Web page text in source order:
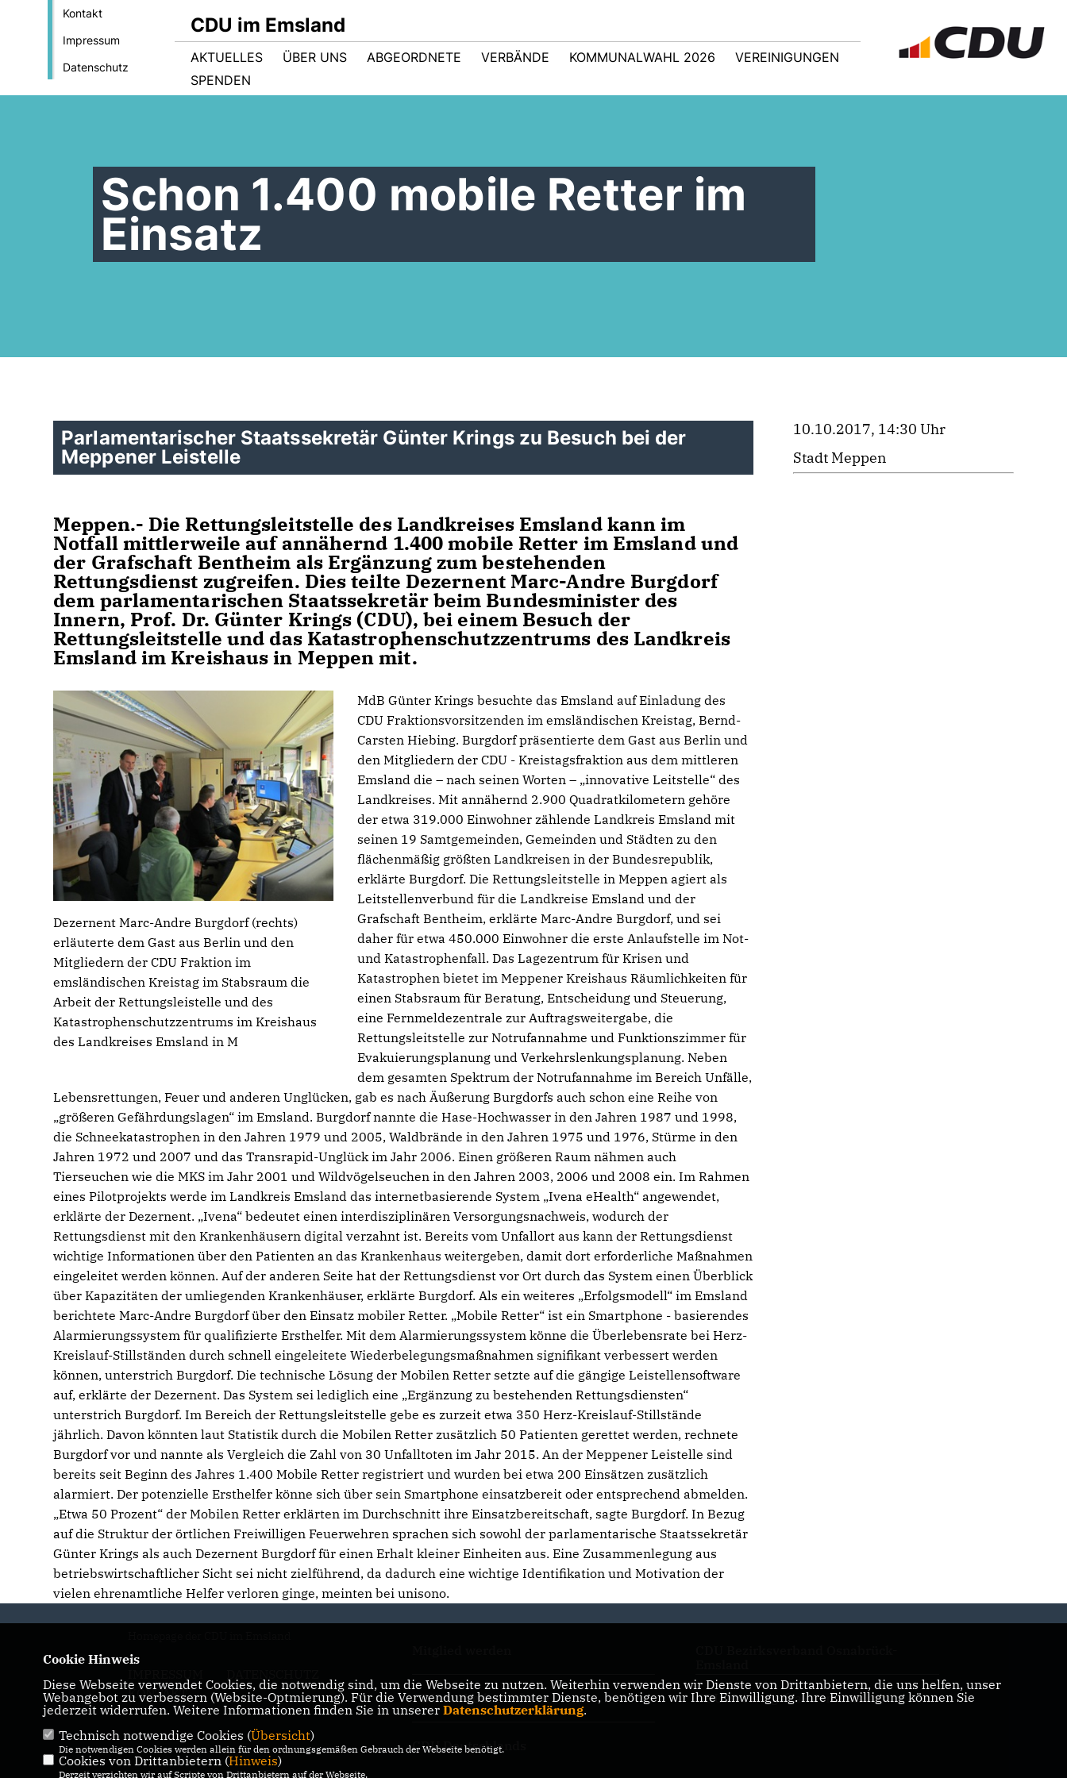
Kontakt
Impressum
Datenschutz
CDU im Emsland
AKTUELLES ÜBER UNS ABGEORDNETE VERBÄNDE KOMMUNALWAHL 2026
VEREINIGUNGEN
SPENDEN
Schon 1.400 mobile Retter im
Einsatz
Parlamentarischer Staatssekretär Günter Krings zu Besuch bei der
Meppener Leistelle
Meppen.- Die Rettungsleitstelle des Landkreises Emsland kann im
Notfall mittlerweile auf annähernd 1.400 mobile Retter im Emsland und
der Grafschaft Bentheim als Ergänzung zum bestehenden
Rettungsdienst zugreifen. Dies teilte Dezernent Marc-Andre Burgdorf
dem parlamentarischen Staatssekretär beim Bundesminister des
Innern, Prof. Dr. Günter Krings (CDU), bei einem Besuch der
Rettungsleitstelle und das Katastrophenschutzzentrums des Landkreis
Emsland im Kreishaus in Meppen mit.
Dezernent Marc-Andre Burgdorf (rechts)
erläuterte dem Gast aus Berlin und den
Mitgliedern der CDU Fraktion im
emsländischen Kreistag im Stabsraum die
Arbeit der Rettungsleistelle und des
Katastrophenschutzzentrums im Kreishaus
des Landkreises Emsland in M
MdB Günter Krings besuchte das Emsland auf Einladung des
CDU Fraktionsvorsitzenden im emsländischen Kreistag, Bernd-
Carsten Hiebing. Burgdorf präsentierte dem Gast aus Berlin und
den Mitgliedern der CDU - Kreistagsfraktion aus dem mittleren
Emsland die – nach seinen Worten – „innovative Leitstelle“ des
Landkreises. Mit annähernd 2.900 Quadratkilometern gehöre
der etwa 319.000 Einwohner zählende Landkreis Emsland mit
seinen 19 Samtgemeinden, Gemeinden und Städten zu den
flächenmäßig größten Landkreisen in der Bundesrepublik,
erklärte Burgdorf. Die Rettungsleitstelle in Meppen agiert als
Leitstellenverbund für die Landkreise Emsland und der
Grafschaft Bentheim, erklärte Marc-Andre Burgdorf, und sei
daher für etwa 450.000 Einwohner die erste Anlaufstelle im Not-
und Katastrophenfall. Das Lagezentrum für Krisen und
Katastrophen bietet im Meppener Kreishaus Räumlichkeiten für
einen Stabsraum für Beratung, Entscheidung und Steuerung,
eine Fernmeldezentrale zur Auftragsweitergabe, die
Rettungsleitstelle zur Notrufannahme und Funktionszimmer für
Evakuierungsplanung und Verkehrslenkungsplanung. Neben
dem gesamten Spektrum der Notrufannahme im Bereich Unfälle,
Lebensrettungen, Feuer und anderen Unglücken, gab es nach Äußerung Burgdorfs auch schon eine Reihe von
größeren Gefährdungslagen“ im Emsland. Burgdorf nannte die Hase-Hochwasser in den Jahren 1987 und 1998,
die Schneekatastrophen in den Jahren 1979 und 2005, Waldbrände in den Jahren 1975 und 1976, Stürme in den
Jahren 1972 und 2007 und das Transrapid-Unglück im Jahr 2006. Einen größeren Raum nähmen auch
Tierseuchen wie die MKS im Jahr 2001 und Wildvögelseuchen in den Jahren 2003, 2006 und 2008 ein. Im Rahmen
eines Pilotprojekts werde im Landkreis Emsland das internetbasierende System „Ivena eHealth“ angewendet,
erklärte der Dezernent. „Ivena“ bedeutet einen interdisziplinären Versorgungsnachweis, wodurch der
Rettungsdienst mit den Krankenhäusern digital verzahnt ist. Bereits vom Unfallort aus kann der Rettungsdienst
wichtige Informationen über den Patienten an das Krankenhaus weitergeben, damit dort erforderliche Maßnahmen
eingeleitet werden können. Auf der anderen Seite hat der Rettungsdienst vor Ort durch das System einen Überblick
über Kapazitäten der umliegenden Krankenhäuser, erklärte Burgdorf. Als ein weiteres „Erfolgsmodell“ im Emsland
berichtete Marc-Andre Burgdorf über den Einsatz mobiler Retter. „Mobile Retter“ ist ein Smartphone - basierendes
Alarmierungssystem für qualifizierte Ersthelfer. Mit dem Alarmierungssystem könne die Überlebensrate bei Herz-
Kreislauf-Stillständen durch schnell eingeleitete Wiederbelegungsmaßnahmen signifikant verbessert werden
können, unterstrich Burgdorf. Die technische Lösung der Mobilen Retter setzte auf die gängige Leistellensoftware
auf, erklärte der Dezernent. Das System sei lediglich eine „Ergänzung zu bestehenden Rettungsdiensten“
unterstrich Burgdorf. Im Bereich der Rettungsleitstelle gebe es zurzeit etwa 350 Herz-Kreislauf-Stillstände
jährlich. Davon könnten laut Statistik durch die Mobilen Retter zusätzlich 50 Patienten gerettet werden, rechnete
Burgdorf vor und nannte als Vergleich die Zahl von 30 Unfalltoten im Jahr 2015. An der Meppener Leistelle sind
bereits seit Beginn des Jahres 1.400 Mobile Retter registriert und wurden bei etwa 200 Einsätzen zusätzlich
alarmiert. Der potenzielle Ersthelfer könne sich über sein Smartphone einsatzbereit oder entsprechend abmelden.
Etwa 50 Prozent“ der Mobilen Retter erklärten im Durchschnitt ihre Einsatzbereitschaft, sagte Burgdorf. In Bezug
auf die Struktur der örtlichen Freiwilligen Feuerwehren sprachen sich sowohl der parlamentarische Staatssekretär
Günter Krings als auch Dezernent Burgdorf für einen Erhalt kleiner Einheiten aus. Eine Zusammenlegung aus
betriebswirtschaftlicher Sicht sei nicht zielführend, da dadurch eine wichtige Identifikation und Motivation der
vielen ehrenamtliche Helfer verloren ginge, meinten bei unisono.
10.10.2017, 14:30 Uhr
Stadt Meppen
KONTAKT
CDU in Niedersachsen
CDU Deutschlands
CDU Kreistagsfraktion Emsland
Cookie Hinweis
Diese Webseite verwendet Cookies, die notwendig sind, um die Webseite zu nutzen. Weiterhin verwenden wir Dienste von Drittanbietern, die uns helfen, unser
Webangebot zu verbessern (Website-Optmierung). Für die Verwendung bestimmter Dienste, benötigen wir Ihre Einwilligung. Ihre Einwilligung können Sie
jederzeit widerrufen. Weitere Informationen finden Sie in unserer Datenschutzerklärung.
Technisch notwendige Cookies (Übersicht)
Die notwendigen Cookies werden allein für den ordnungsgemäßen Gebrauch der Webseite benötigt.
Cookies von Drittanbietern (Hinweis)
Derzeit verzichten wir auf Scripte von Drittanbietern auf der Webseite.